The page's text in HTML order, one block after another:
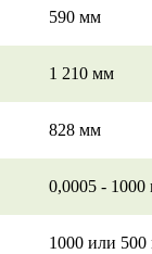
590 мм
1 210 мм
828 мм
0,0005 -
1000 или